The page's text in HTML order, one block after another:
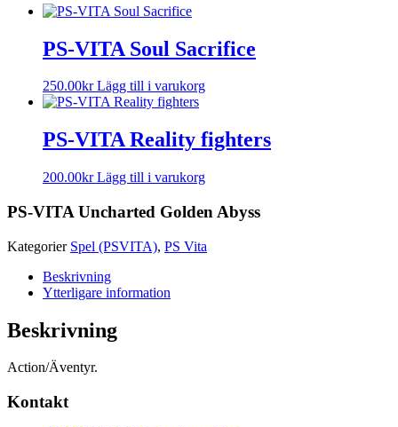
PS-VITA Soul Sacrifice
250.00kr Lägg till i varukorg
PS-VITA Reality fighters
200.00kr Lägg till i varukorg
PS-VITA Uncharted Golden Abyss
Kategorier Spel (PSVITA), PS Vita
Beskrivning
Ytterligare information
Beskrivning
Action/Äventyr.
Kontakt